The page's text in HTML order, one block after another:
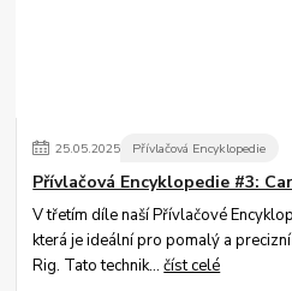
25.05.2025 Přívlačová Encyklopedie
Přívlačová Encyklopedie #3:
V třetím díle naší Přívlačové
která je ideální pro pomalý a
Rig. Tato technik...číst celé